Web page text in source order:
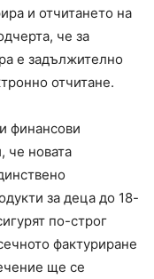
и отчитането на
че за
е задължително
отчитане.
финансови
че новата
за деца до 18-
по-строг
фактуриране
ще се